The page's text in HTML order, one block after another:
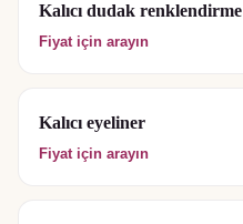
Kalıcı dudak renklendirme
Fiyat için arayın
Kalıcı eyeliner
Fiyat için arayın